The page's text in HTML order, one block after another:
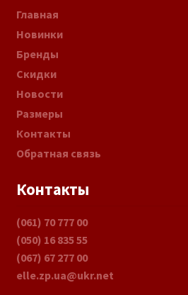
Главная
Новинки
Бренды
Скидки
Новости
Размеры
Контакты
Обратная связь
Контакты
(061) 70 777 00
(050) 16 835 55
(067) 67 277 00
elle.zp.ua@ukr.net